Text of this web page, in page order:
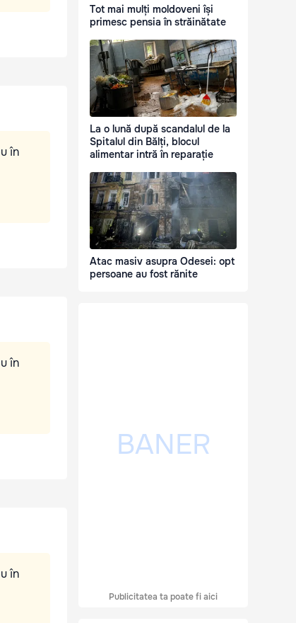
în
în
în
Tot mai mulți moldoveni își
primesc pensia în străinătate
La o lună după scandalul de la
Spitalul din Bălți, blocul
alimentar intră în reparație
Atac masiv asupra Odesei: opt
persoane au fost rănite
Publicitatea ta poate fi aici